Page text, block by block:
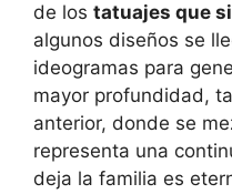
de los tatuajes que
algunos diseños se
ideogramas para
mayor profundidad,
anterior, donde se
representa una
deja la familia es